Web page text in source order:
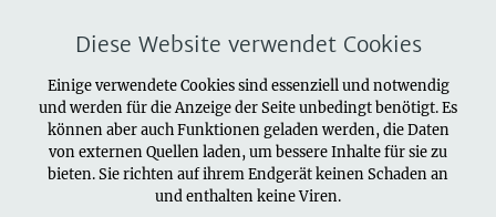
Heimat- und Kulturverein
Sülzhayn e. V.
»
Diese Website verwendet Cookies
Einige verwendete Cookies sind essenziell und notwendig
und werden für die Anzeige der Seite unbedingt benötigt. Es
können aber auch Funktionen geladen werden, die Daten
von externen Quellen laden, um bessere Inhalte für sie zu
bieten. Sie richten auf ihrem Endgerät keinen Schaden an
und enthalten keine Viren.